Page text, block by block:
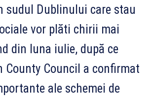
sudul Dublinului care stau
vor plăti chirii mai
din luna iulie, după ce
County Council a confirmat
ale schemei de